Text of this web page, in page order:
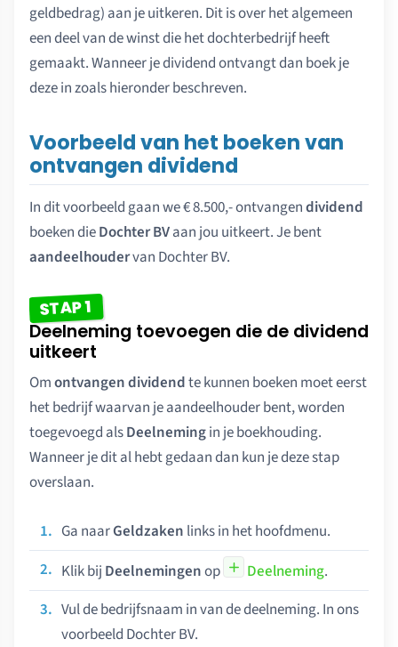
geldbedrag) aan je uitkeren. Dit is over het algemeen
een deel van de winst die het dochterbedrijf heeft
gemaakt. Wanneer je dividend ontvangt dan boek je
deze in zoals hieronder beschreven.
Voorbeeld van het boeken van
ontvangen dividend
In dit voorbeeld gaan we € 8.500,- ontvangendividend
boeken dieDochter BVaan jou uitkeert. Je bent
aandeelhoudervan Dochter BV.
STAP 1
Deelneming toevoegen die de dividend
uitkeert
Omontvangen dividendte kunnen boeken moet eerst
het bedrijf waarvan je aandeelhouder bent, worden
toegevoegd alsDeelnemingin je boekhouding.
Wanneer je dit al hebt gedaan dan kun je deze stap
overslaan.
Ga naarGeldzaken links in het hoofdmenu.
Klik bij Deelnemingenop Deelneming.
Vul de bedrijfsnaam in van de deelneming. In ons
voorbeeld Dochter BV.